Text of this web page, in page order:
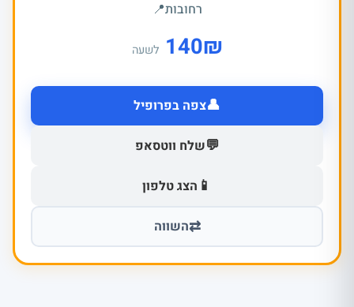
רחובות📍
₪
140 לשעה
👤צפה בפרופיל
💬שלח ווטסאפ
📱 הצג טלפון
⇄השווה